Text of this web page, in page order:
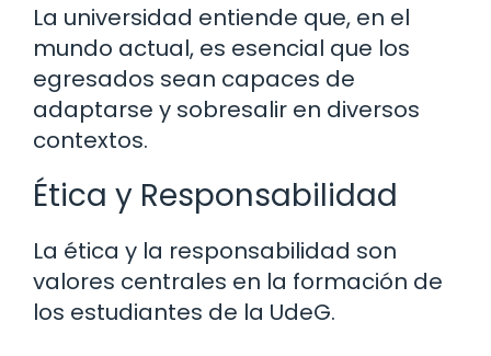
La universidad entiende que, en el
mundo actual, es esencial que los
egresados sean capaces de
adaptarse y sobresalir en diversos
contextos.
Ética y Responsabilidad
La ética y la responsabilidad son
valores centrales en la formación de
los estudiantes de la UdeG.